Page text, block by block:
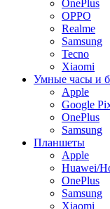
OnePlus
OPPO
Realme
Samsung
Tecno
Xiaomi
Умные часы и
Apple
Google
OnePlus
Samsung
Планшеты
Apple
Huawei/
OnePlus
Samsung
Xiaomi